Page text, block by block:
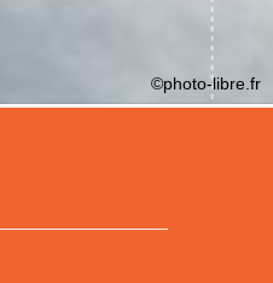
©photo-libre.fr